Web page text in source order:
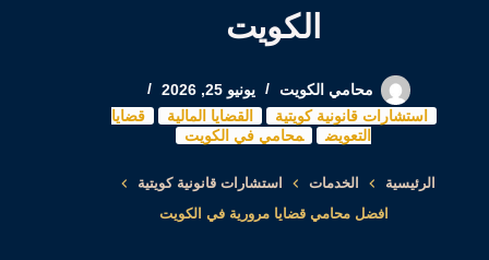
الكويت
محامي الكويت
يونيو 25, 2026
استشارات قانونية كويتية
القضايا المالية
قضايا
التعويض
محامي في الكويت
الرئيسية الخدمات
استشارات قانونية كويتية
افضل محامي قضايا مرورية في الكويت